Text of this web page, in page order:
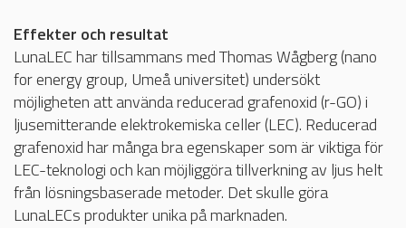
Effekter och resultat
LunaLEC har tillsammans med Thomas Wågberg (nano
for energy group, Umeå universitet) undersökt
möjligheten att använda reducerad grafenoxid (r-GO) i
ljusemitterande elektrokemiska celler (LEC). Reducerad
grafenoxid har många bra egenskaper som är viktiga för
LEC-teknologi och kan möjliggöra tillverkning av ljus helt
från lösningsbaserade metoder. Det skulle göra
LunaLECs produkter unika på marknaden.